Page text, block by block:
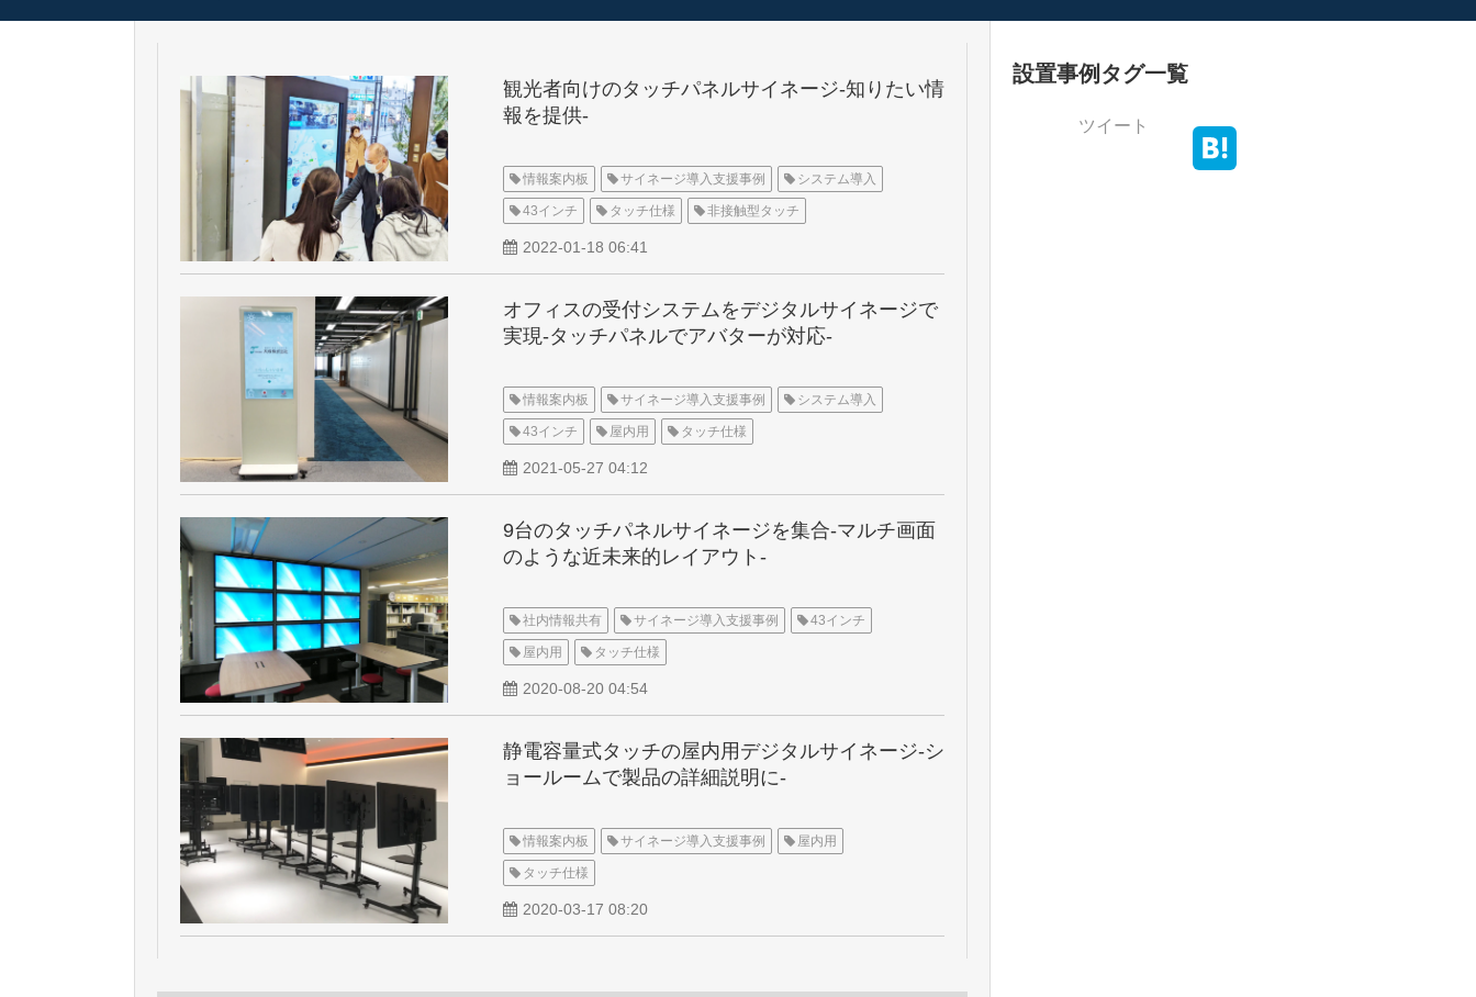
観光者向けのタッチパネルサイネージ-知りたい情
報を提供-
情報案内板 サイネージ導入支援事例 システム導入
43インチ タッチ仕様 非接触型タッチ
2022-01-18 06:41
オフィスの受付システムをデジタルサイネージで
実現-タッチパネルでアバターが対応-
情報案内板 サイネージ導入支援事例 システム導入
43インチ 屋内用 タッチ仕様
2021-05-27 04:12
9台のタッチパネルサイネージを集合-マルチ画面
のような近未来的レイアウト-
社内情報共有 サイネージ導入支援事例 43インチ
屋内用 タッチ仕様
2020-08-20 04:54
静電容量式タッチの屋内用デジタルサイネージ-シ
ョールームで製品の詳細説明に-
情報案内板 サイネージ導入支援事例 屋内用
タッチ仕様
2020-03-17 08:20
設置事例タグ一覧
ツイート